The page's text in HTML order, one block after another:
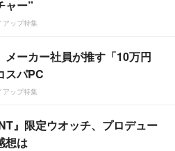
ャー”
アップ特集
メーカー社員が推す「10万円
スパPC
アップ特集
』限定ウオッチ、プロデュー
想は